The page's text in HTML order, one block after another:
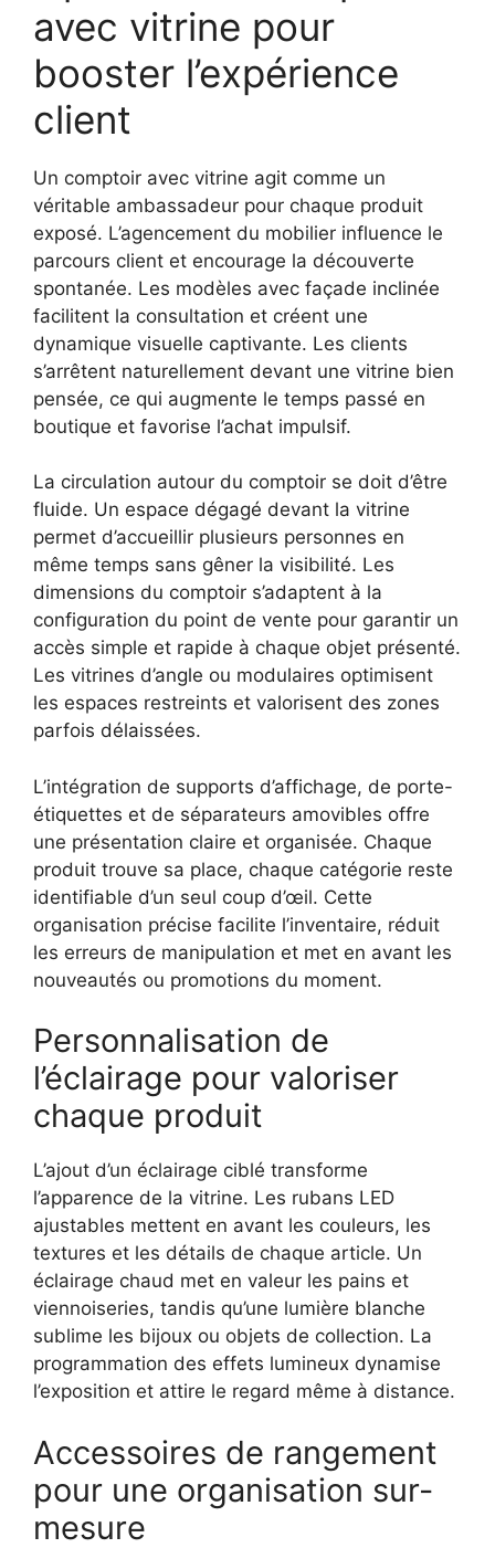
avec vitrine pour
booster l’expérience
client
Un comptoir avec vitrine agit comme un
véritable ambassadeur pour chaque produit
exposé. L’agencement du mobilier influence le
parcours client et encourage la découverte
spontanée. Les modèles avec façade inclinée
facilitent la consultation et créent une
dynamique visuelle captivante. Les clients
s’arrêtent naturellement devant une vitrine bien
pensée, ce qui augmente le temps passé en
boutique et favorise l’achat impulsif.
La circulation autour du comptoir se doit d’être
fluide. Un espace dégagé devant la vitrine
permet d’accueillir plusieurs personnes en
même temps sans gêner la visibilité. Les
dimensions du comptoir s’adaptent à la
configuration du point de vente pour garantir un
accès simple et rapide à chaque objet présenté.
Les vitrines d’angle ou modulaires optimisent
les espaces restreints et valorisent des zones
parfois délaissées.
L’intégration de supports d’affichage, de porte-
étiquettes et de séparateurs amovibles offre
une présentation claire et organisée. Chaque
produit trouve sa place, chaque catégorie reste
identifiable d’un seul coup d’œil. Cette
organisation précise facilite l’inventaire, réduit
les erreurs de manipulation et met en avant les
nouveautés ou promotions du moment.
Personnalisation de
l’éclairage pour valoriser
chaque produit
L’ajout d’un éclairage ciblé transforme
l’apparence de la vitrine. Les rubans LED
ajustables mettent en avant les couleurs, les
textures et les détails de chaque article. Un
éclairage chaud met en valeur les pains et
viennoiseries, tandis qu’une lumière blanche
sublime les bijoux ou objets de collection. La
programmation des effets lumineux dynamise
l’exposition et attire le regard même à distance.
Accessoires de rangement
pour une organisation sur-
mesure